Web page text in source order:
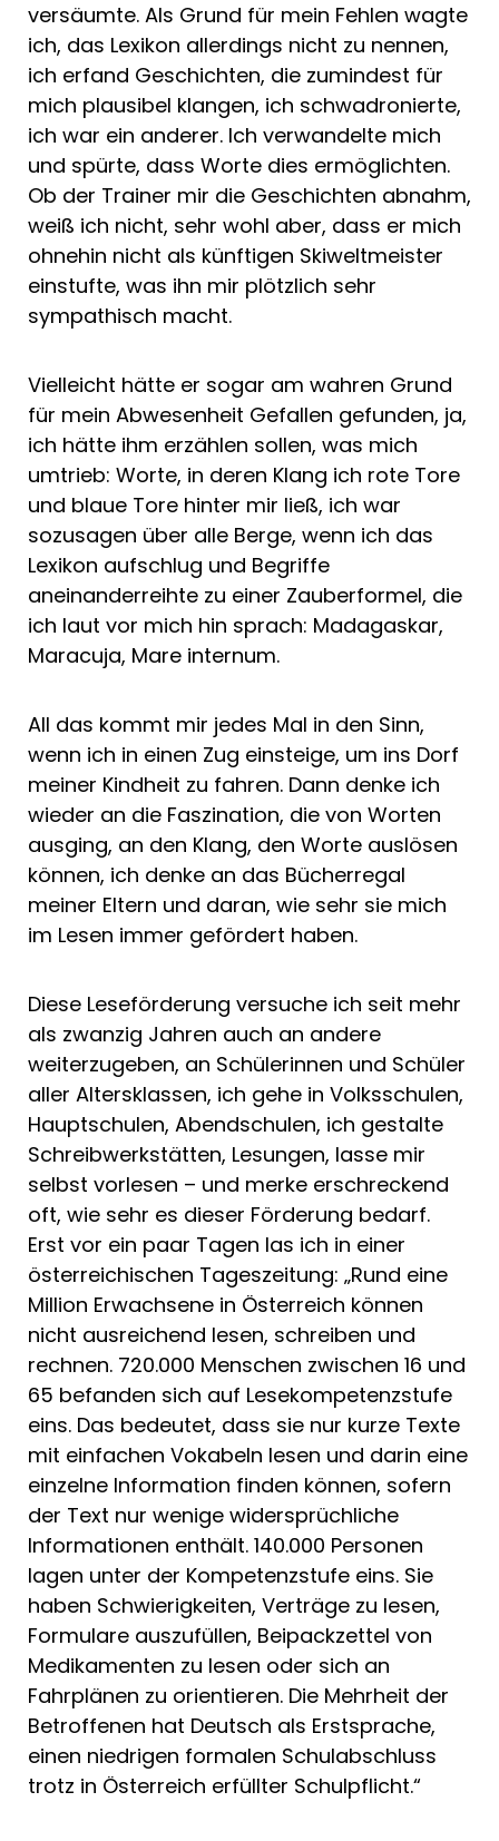
versäumte. Als Grund für mein Fehlen wagte
ich, das Lexikon allerdings nicht zu nennen,
ich erfand Geschichten, die zumindest für
mich plausibel klangen, ich schwadronierte,
ich war ein anderer. Ich verwandelte mich
und spürte, dass Worte dies ermöglichten.
Ob der Trainer mir die Geschichten abnahm,
weiß ich nicht, sehr wohl aber, dass er mich
ohnehin nicht als künftigen Skiweltmeister
einstufte, was ihn mir plötzlich sehr
sympathisch macht.
Vielleicht hätte er sogar am wahren Grund
für mein Abwesenheit Gefallen gefunden, ja,
ich hätte ihm erzählen sollen, was mich
umtrieb: Worte, in deren Klang ich rote Tore
und blaue Tore hinter mir ließ, ich war
sozusagen über alle Berge, wenn ich das
Lexikon aufschlug und Begriffe
aneinanderreihte zu einer Zauberformel, die
ich laut vor mich hin sprach: Madagaskar,
Maracuja, Mare internum.
All das kommt mir jedes Mal in den Sinn,
wenn ich in einen Zug einsteige, um ins Dorf
meiner Kindheit zu fahren. Dann denke ich
wieder an die Faszination, die von Worten
ausging, an den Klang, den Worte auslösen
können, ich denke an das Bücherregal
meiner Eltern und daran, wie sehr sie mich
im Lesen immer gefördert haben.
Diese Leseförderung versuche ich seit mehr
als zwanzig Jahren auch an andere
weiterzugeben, an Schülerinnen und Schüler
aller Altersklassen, ich gehe in Volksschulen,
Hauptschulen, Abendschulen, ich gestalte
Schreibwerkstätten, Lesungen, lasse mir
selbst vorlesen – und merke erschreckend
oft, wie sehr es dieser Förderung bedarf.
Erst vor ein paar Tagen las ich in einer
österreichischen Tageszeitung: „Rund eine
Million Erwachsene in Österreich können
nicht ausreichend lesen, schreiben und
rechnen. 720.000 Menschen zwischen 16 und
65 befanden sich auf Lesekompetenzstufe
eins. Das bedeutet, dass sie nur kurze Texte
mit einfachen Vokabeln lesen und darin eine
einzelne Information finden können, sofern
der Text nur wenige widersprüchliche
Informationen enthält. 140.000 Personen
lagen unter der Kompetenzstufe eins. Sie
haben Schwierigkeiten, Verträge zu lesen,
Formulare auszufüllen, Beipackzettel von
Medikamenten zu lesen oder sich an
Fahrplänen zu orientieren. Die Mehrheit der
Betroffenen hat Deutsch als Erstsprache,
einen niedrigen formalen Schulabschluss
trotz in Österreich erfüllter Schulpflicht.“